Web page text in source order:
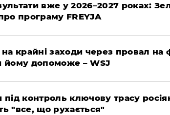
вже у 2026–2027 роках:
програму FREYJA
на крайні заходи через провал на
йому допоможе – WSJ
контроль ключову трасу
"все, що рухається"